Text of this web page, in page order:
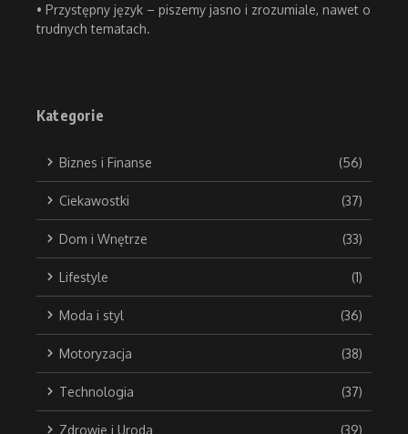
• Przystępny język – piszemy jasno i zrozumiale, nawet o
trudnych tematach.
Kategorie
Biznes i Finanse (56)
Ciekawostki (37)
Dom i Wnętrze (33)
Lifestyle (1)
Moda i styl (36)
Motoryzacja (38)
Technologia (37)
Zdrowie i Uroda (39)